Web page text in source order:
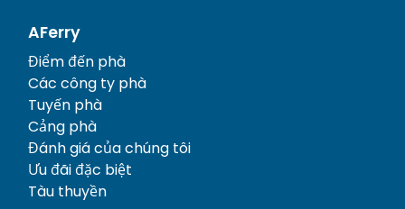
AFerry
Điểm đến phà
Các công ty phà
Tuyến phà
Cảng phà
Đánh giá của chúng tôi
Ưu đãi đặc biệt
Tàu thuyền